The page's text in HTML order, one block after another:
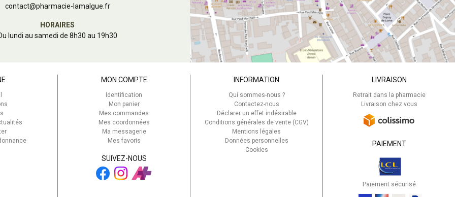
contact@pharmacie-lamalgue.fr
HORAIRES
lundi au samedi de 8h30 au 19h30
MON COMPTE
Identification
Mon panier
Mes commandes
Mes coordonnées
Ma messagerie
Mes favoris
SUIVEZ-NOUS
INFORMATION
Qui sommes-nous ?
Contactez-nous
Déclarer un effet indésirable
Conditions générales de vente (CGV)
Mentions légales
Données personnelles
Cookies
LIVRAISON
Retrait dans la pharmacie
Livraison chez vous
PAIEMENT
Paiement sécurisé